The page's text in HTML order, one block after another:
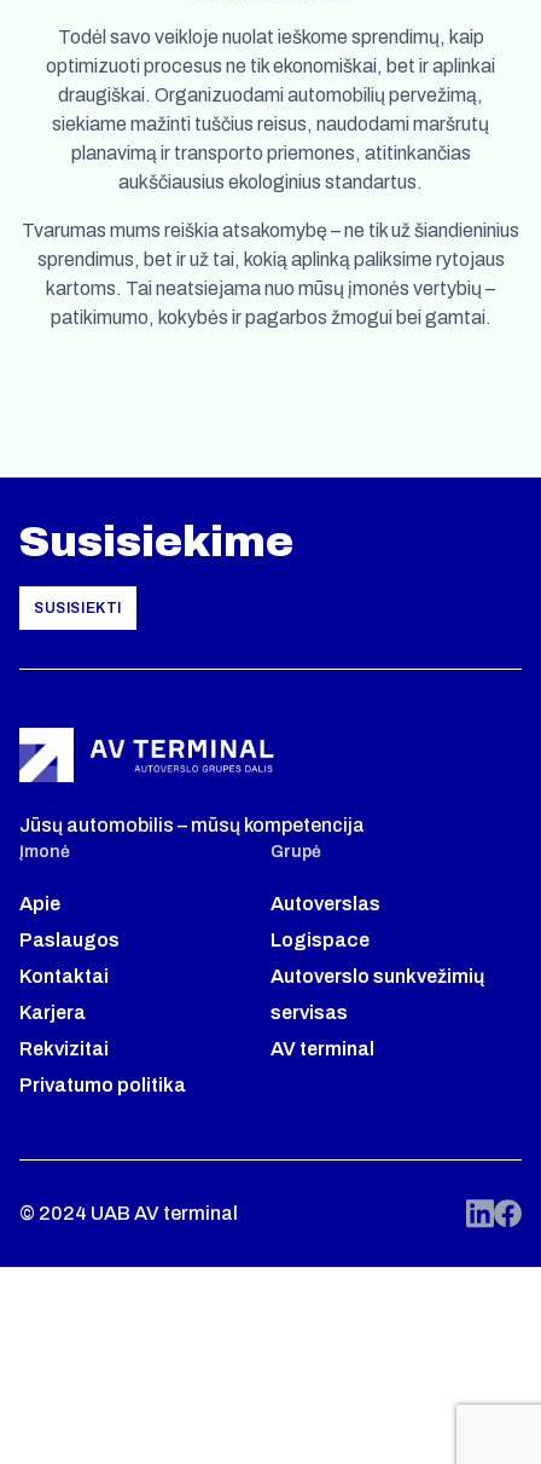
Todėl savo veikloje nuolat ieškome sprendimų, kaip
optimizuoti procesus ne tik ekonomiškai, bet ir aplinkai
draugiškai. Organizuodami automobilių pervežimą,
siekiame mažinti tuščius reisus, naudodami maršrutų
planavimą ir transporto priemones, atitinkančias
aukščiausius ekologinius standartus.
Tvarumas mums reiškia atsakomybę – ne tik už šiandieninius
sprendimus, bet ir už tai, kokią aplinką paliksime rytojaus
kartoms. Tai neatsiejama nuo mūsų įmonės vertybių –
patikimumo, kokybės ir pagarbos žmogui bei gamtai.
Susisiekime
SUSISIEKTI
Jūsų automobilis – mūsų kompetencija
Įmonė
Apie
Paslaugos
Kontaktai
Karjera
Rekvizitai
Privatumo politika
Grupė
Autoverslas
Logispace
Autoverslo sunkvežimių
servisas
AV terminal
© 2024 UAB AV terminal